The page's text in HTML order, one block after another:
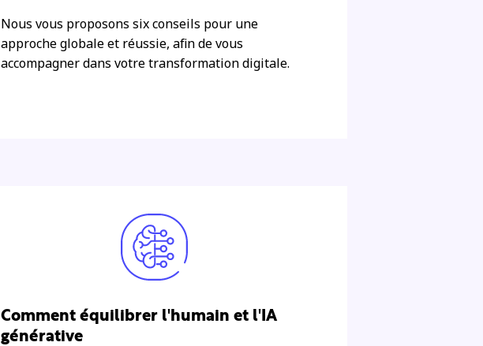
Nous vous proposons six conseils pour une
approche globale et réussie, afin de vous
accompagner dans votre transformation digitale.
Comment équilibrer l'humain et l'IA
générative